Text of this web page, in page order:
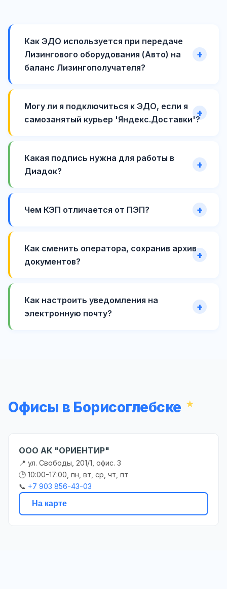
Как ЭДО используется при передаче
Лизингового оборудования (Авто) на
баланс Лизингополучателя?
Могу ли я подключиться к ЭДО, если я
самозанятый курьер 'Яндекс.Доставки'?
Какая подпись нужна для работы в
Диадок?
Чем КЭП отличается от ПЭП?
Как сменить оператора, сохранив архив
документов?
Как настроить уведомления на
электронную почту?
Офисы в Борисоглебске
ООО АК "ОРИЕНТИР"
📍 ул. Свободы, 201/1, офис. 3
🕒 10:00-17:00, пн, вт, ср, чт, пт
📞 +7 903 856-43-03
На карте